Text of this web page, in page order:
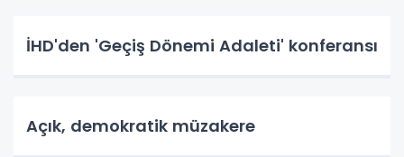
İHD'den 'Geçiş Dönemi Adaleti' konferansı
Açık, demokratik müzakere